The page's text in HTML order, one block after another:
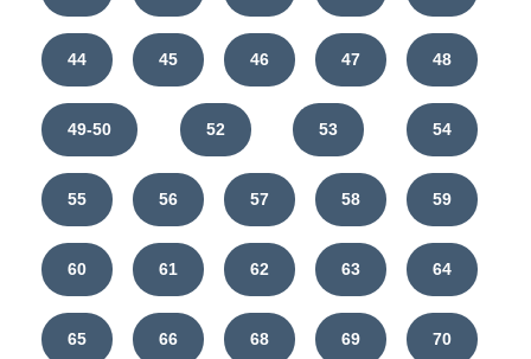
44 45 46 47 48
49-50 52 53 54
55 56 57 58 59
60 61 62 63 64
65 66 68 69 70